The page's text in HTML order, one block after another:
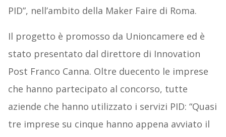
PID”, nell’ambito della Maker Faire di Roma.
Il progetto è promosso da Unioncamere ed è
stato presentato dal direttore di Innovation
Post Franco Canna. Oltre duecento le imprese
che hanno partecipato al concorso, tutte
aziende che hanno utilizzato i servizi PID: “Quasi
tre imprese su cinque hanno appena avviato il